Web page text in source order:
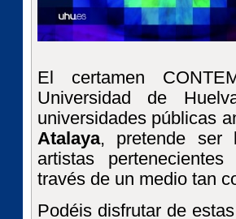
El certamen
Universidad de
universidades públicas
Atalaya, pretende ser
artistas
través de un medio tan
Podéis disfrutar de